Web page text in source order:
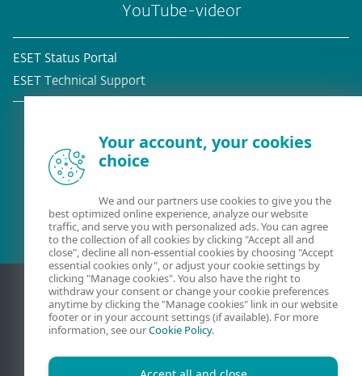
YouTube-videor
ESET Status Portal
ESET Technical Support
Your account, your cookies
choice
We and our partners use cookies to give you the
best optimized online experience, analyze our website
traffic, and serve you with personalized ads. You can agree
to the collection of all cookies by clicking "Accept all and
close", decline all non-essential cookies by choosing "Accept
essential cookies only", or adjust your cookie settings by
clicking "Manage cookies". You also have the right to
withdraw your consent or change your cookie preferences
anytime by clicking the "Manage cookies" link in our website
footer or in your account settings (if available). For more
information, see ourCookie Policy.